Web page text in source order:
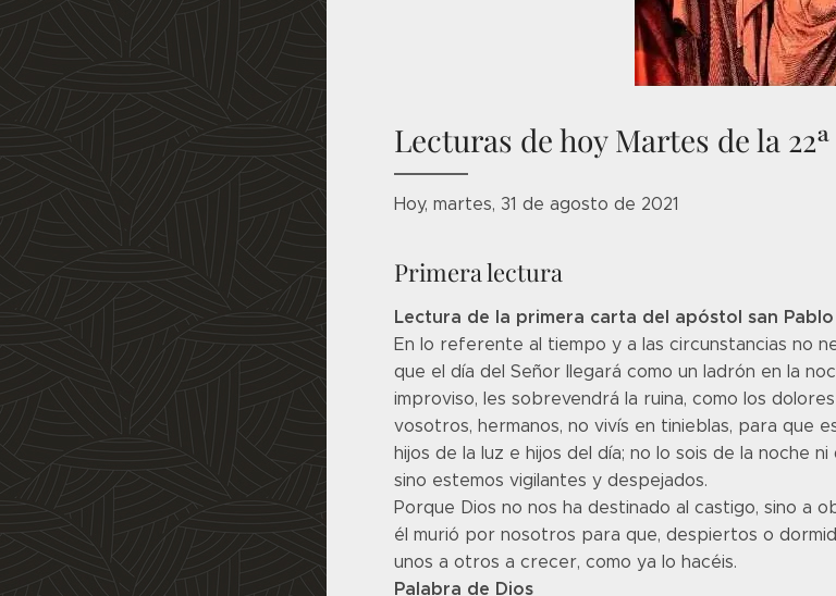
Lecturas de hoy Martes de la
Hoy, martes, 31 de agosto de 2021
Primera lectura
Lectura de la primera carta del apóstol san Pablo
En lo referente al tiempo y a las circunstancias no
que el día del Señor llegará como un ladrón en la
improviso, les sobrevendrá la ruina, como los
vosotros, hermanos, no vivís en tinieblas, para que
hijos de la luz e hijos del día; no lo sois de la noche
sino estemos vigilantes y despejados.
Porque Dios no nos ha destinado al castigo, sino a
él murió por nosotros para que, despiertos o
unos a otros a crecer, como ya lo hacéis.
Palabra de Dios